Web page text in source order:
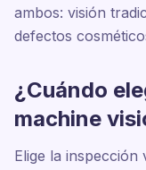
ambos: visión
defectos
¿Cuándo
machine
Elige la inspección